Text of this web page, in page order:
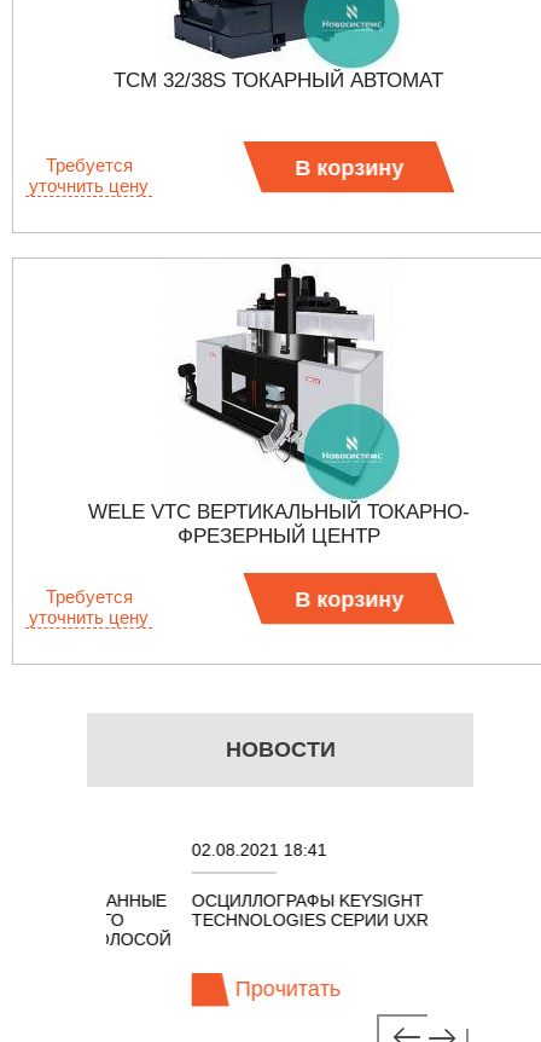
НОВОСТИ
02.08.2021 18:41
ОСЦИЛЛОГРАФЫ KEYSIGHT
TECHNOLOGIES СЕРИИ UXR
Прочитать
TCM 32/38S ТОКАРНЫЙ АВТОМАТ
Требуется
уточнить цену
В корзину
WELE VTC ВЕРТИКАЛЬНЫЙ ТОКАРНО-
ФРЕЗЕРНЫЙ ЦЕНТР
Требуется
уточнить цену
В корзину